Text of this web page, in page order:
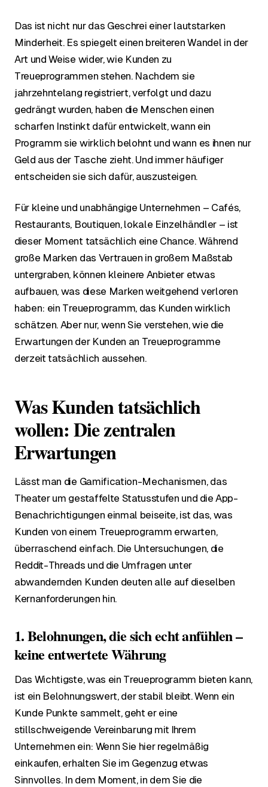
Das ist nicht nur das Geschrei einer lautstarken
Minderheit. Es spiegelt einen breiteren Wandel in der
Art und Weise wider, wie Kunden zu
Treueprogrammen stehen. Nachdem sie
jahrzehntelang registriert, verfolgt und dazu
gedrängt wurden, haben die Menschen einen
scharfen Instinkt dafür entwickelt, wann ein
Programm sie wirklich belohnt und wann es ihnen nur
Geld aus der Tasche zieht. Und immer häufiger
entscheiden sie sich dafür, auszusteigen.
Für kleine und unabhängige Unternehmen – Cafés,
Restaurants, Boutiquen, lokale Einzelhändler – ist
dieser Moment tatsächlich eine Chance. Während
große Marken das Vertrauen in großem Maßstab
untergraben, können kleinere Anbieter etwas
aufbauen, was diese Marken weitgehend verloren
haben: ein Treueprogramm, das Kunden wirklich
schätzen. Aber nur, wenn Sie verstehen, wie die
Erwartungen der Kunden an Treueprogramme
derzeit tatsächlich aussehen.
Was Kunden tatsächlich
wollen: Die zentralen
Erwartungen
Lässt man die Gamification-Mechanismen, das
Theater um gestaffelte Statusstufen und die App-
Benachrichtigungen einmal beiseite, ist das, was
Kunden von einem Treueprogramm erwarten,
überraschend einfach. Die Untersuchungen, die
Reddit-Threads und die Umfragen unter
abwandernden Kunden deuten alle auf dieselben
Kernanforderungen hin.
1. Belohnungen, die sich echt anfühlen –
keine entwertete Währung
Das Wichtigste, was ein Treueprogramm bieten kann,
ist ein Belohnungswert, der stabil bleibt. Wenn ein
Kunde Punkte sammelt, geht er eine
stillschweigende Vereinbarung mit Ihrem
Unternehmen ein: Wenn Sie hier regelmäßig
einkaufen, erhalten Sie im Gegenzug etwas
Sinnvolles. In dem Moment, in dem Sie die